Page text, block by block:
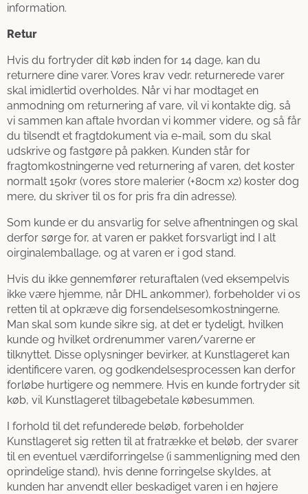
information.
Retur
Hvis du fortryder dit køb inden for 14 dage, kan du
returnere dine varer. Vores krav vedr. returnerede varer
skal imidlertid overholdes. Når vi har modtaget en
anmodning om returnering af vare, vil vi kontakte dig, så
vi sammen kan aftale hvordan vi kommer videre, og så får
du tilsendt et fragtdokument via e-mail, som du skal
udskrive og fastgøre på pakken. Kunden står for
fragtomkostningerne ved returnering af varen, det koster
normalt 150kr (vores store malerier (+80cm x2) koster dog
mere, du skriver til os for pris fra din adresse).
Som kunde er du ansvarlig for selve afhentningen og skal
derfor sørge for, at varen er pakket forsvarligt ind I alt
oirginalemballage, og at varen er i god stand.
Hvis du ikke gennemfører returaftalen (ved eksempelvis
ikke være hjemme, når DHL ankommer), forbeholder vi os
retten til at opkræve dig forsendelsesomkostningerne.
Man skal som kunde sikre sig, at det er tydeligt, hvilken
kunde og hvilket ordrenummer varen/varerne er
tilknyttet. Disse oplysninger bevirker, at Kunstlageret kan
identificere varen, og godkendelsesprocessen kan derfor
forløbe hurtigere og nemmere. Hvis en kunde fortryder sit
køb, vil Kunstlageret tilbagebetale købesummen.
I forhold til det refunderede beløb, forbeholder
Kunstlageret sig retten til at fratrække et beløb, der svarer
til en eventuel værdiforringelse (i sammenligning med den
oprindelige stand), hvis denne forringelse skyldes, at
kunden har anvendt eller beskadiget varen i en højere